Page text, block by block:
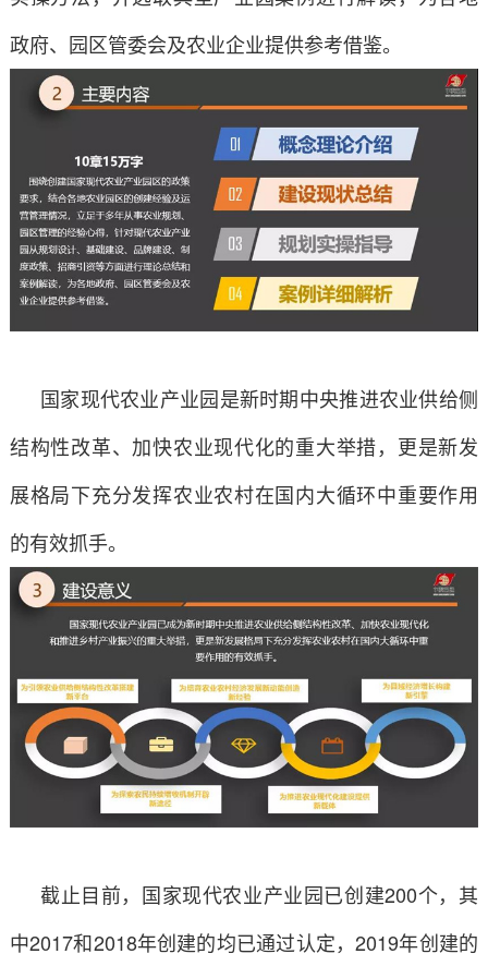
政府、园区管委会及农业企业提供参考借鉴。
国家现代农业产业园是新时期中央推进农业供给侧
结构性改革、加快农业现代化的重大举措，更是新发
展格局下充分发挥农业农村在国内大循环中重要作用
的有效抓手。
截止目前，国家现代农业产业园已创建200个，其
中2017和2018年创建的均已通过认定，2019年创建的